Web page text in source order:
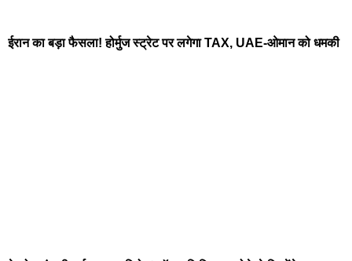
ईरान का बड़ा फैसला! होर्मुज स्ट्रेट पर लगेगा TAX, UAE-ओमान को धमकी